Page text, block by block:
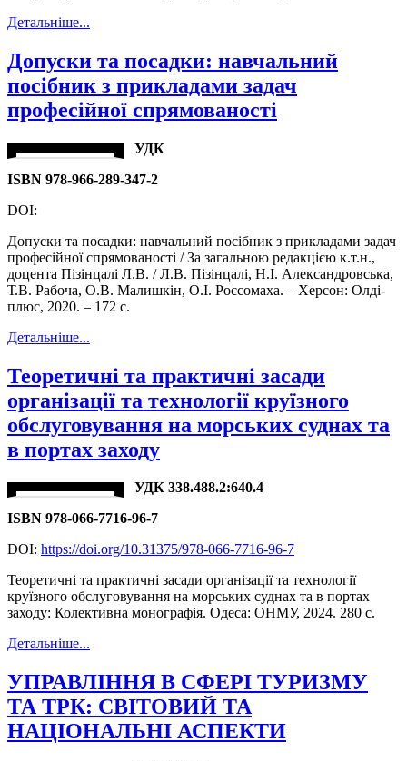
Детальніше...
Допуски та посадки: навчальний
посібник з прикладами задач
професійної спрямованості
УДК
ISBN 978-966-289-347-2
DOI:
Допуски та посадки: навчальний посібник з прикладами задач
професійної спрямованості / За загальною редакцією к.т.н.,
доцента Пізінцалі Л.В. / Л.В. Пізінцалі, Н.І. Александровська,
Т.В. Рабоча, О.В. Малишкін, О.І. Россомаха. – Херсон: Олді-
плюс, 2020. – 172 с.
Детальніше...
Теоретичні та практичні засади
організації та технології круїзного
обслуговування на морських суднах та
в портах заходу
УДК 338.488.2:640.4
ISBN 978-066-7716-96-7
DOI: https://doi.org/10.31375/978-066-7716-96-7
Теоретичні та практичні засади організації та технології
круїзного обслуговування на морських суднах та в портах
заходу: Колективна монографія. Одеса: ОНМУ, 2024. 280 с.
Детальніше...
УПРАВЛІННЯ В СФЕРІ ТУРИЗМУ
ТА ТРК: СВІТОВИЙ ТА
НАЦІОНАЛЬНІ АСПЕКТИ